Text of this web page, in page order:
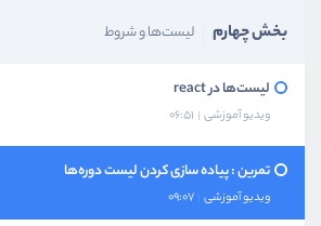
بخش چهارم لیست‌ها و شروط
لیست‌ها در react
ویدیو آموزشی 06:51
تمرین : پیاده سازی کردن لیست دوره‌ها
ویدیو آموزشی 09:07